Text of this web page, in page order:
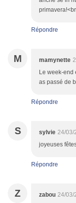
Répondre
M mamynette
Le week-end
as passé de
Répondre
S sylvie 24/03/
joyeuses
Répondre
Z zabou 24/03/